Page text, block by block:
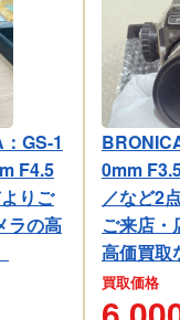
GS-1
F4.5
りご
ラの高
0mm
／など2
ご来店・
高価買取
買取価格